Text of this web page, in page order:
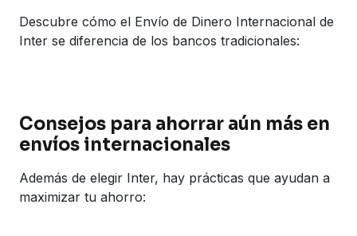
Descubre cómo el Envío de Dinero Internacional de
Inter se diferencia de los bancos tradicionales:
Consejos para ahorrar aún más en
envíos internacionales
Además de elegir Inter, hay prácticas que ayudan a
maximizar tu ahorro: